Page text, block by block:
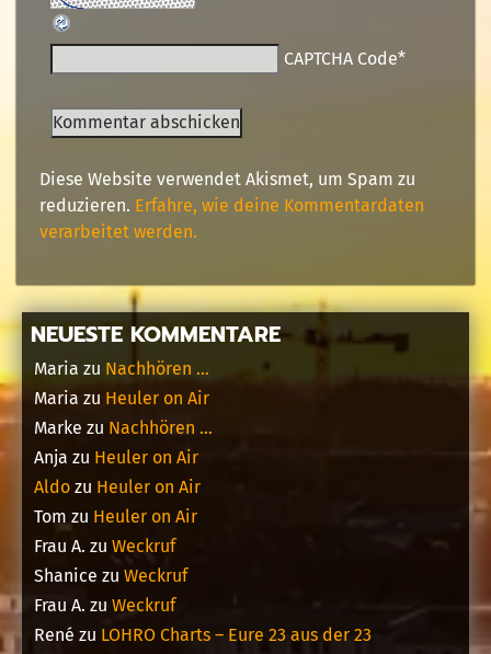
CAPTCHA Code*
Diese Website verwendet Akismet, um Spam zu
reduzieren. Erfahre, wie deine Kommentardaten
verarbeitet werden.
NEUESTE KOMMENTARE
Maria zu Nachhören …
Maria zu Heuler on Air
Marke zu Nachhören …
Anja zu Heuler on Air
Aldo zu Heuler on Air
Tom zu Heuler on Air
Frau A. zu Weckruf
Shanice zu Weckruf
Frau A. zu Weckruf
René zu LOHRO Charts – Eure 23 aus der 23